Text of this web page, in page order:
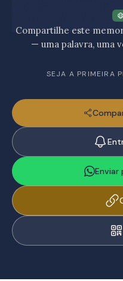
Compartilhe este
— uma palavra, uma
SEJA A PRIMEIRA
Enviar